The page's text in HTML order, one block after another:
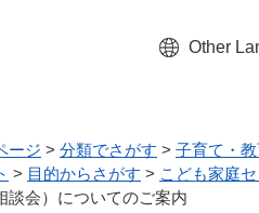
Other
ージ > 分類でさがす > 子育て・
> 目的からさがす > こども家庭
談会）についてのご案内